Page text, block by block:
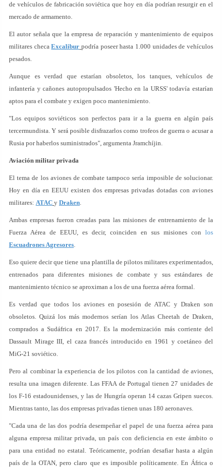
de vehículos de fabricación soviética que hoy en día podrían resurgir en el
mercado de armamento.
El autor señala que la empresa de reparación y mantenimiento de equipos
militares checaExcalibur podría poseer hasta 1.000 unidades de vehículos
pesados.
Aunque es verdad que estarían obsoletos, los tanques, vehículos de
infantería y cañones autopropulsados 'Hecho en la URSS' todavía estarían
aptos para el combate y exigen poco mantenimiento.
"Los equipos soviéticos son perfectos para ir a la guerra en algún país
tercermundista. Y será posible disfrazarlos como trofeos de guerra o acusar a
Rusia por haberlos suministrados", argumenta Jramchíjin.
Aviación militar privada
El tema de los aviones de combate tampoco sería imposible de solucionar.
Hoy en día en EEUU existen dos empresas privadas dotadas con aviones
militares: ATAC y Draken.
Ambas empresas fueron creadas para las misiones de entrenamiento de la
Fuerza Aérea de EEUU, es decir, coinciden en sus misiones con los
Escuadrones Agresores.
Eso quiere decir que tiene una plantilla de pilotos militares experimentados,
entrenados para diferentes misiones de combate y sus estándares de
mantenimiento técnico se aproximan a los de una fuerza aérea formal.
Es verdad que todos los aviones en posesión de ATAC y Draken son
obsoletos. Quizá los más modernos serían los Atlas Cheetah de Draken,
comprados a Sudáfrica en 2017. Es la modernización más corriente del
Dassault Mirage III, el caza francés introducido en 1961 y coetáneo del
MiG-21 soviético.
Pero al combinar la experiencia de los pilotos con la cantidad de aviones,
resulta una imagen diferente. Las FFAA de Portugal tienen 27 unidades de
los F-16 estadounidenses, y las de Hungría operan 14 cazas Gripen suecos.
Mientras tanto, las dos empresas privadas tienen unas 180 aeronaves.
"Cada una de las dos podría desempeñar el papel de una fuerza aérea para
alguna empresa militar privada, un país con deficiencia en este ámbito o
para una entidad no estatal. Teóricamente, podrían desafiar hasta a algún
país de la OTAN, pero claro que es imposible políticamente. En África o